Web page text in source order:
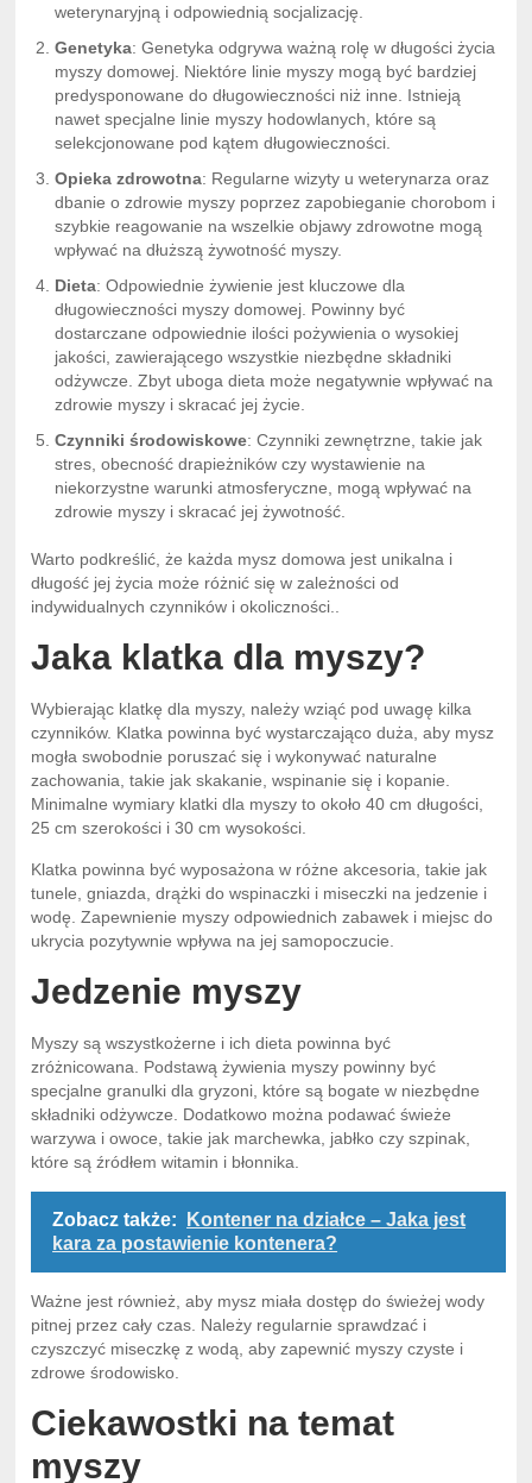
weterynaryjną i odpowiednią socjalizację.
Genetyka: Genetyka odgrywa ważną rolę w długości życia
myszy domowej. Niektóre linie myszy mogą być bardziej
predysponowane do długowieczności niż inne. Istnieją
nawet specjalne linie myszy hodowlanych, które są
selekcjonowane pod kątem długowieczności.
Opieka zdrowotna: Regularne wizyty u weterynarza oraz
dbanie o zdrowie myszy poprzez zapobieganie chorobom i
szybkie reagowanie na wszelkie objawy zdrowotne mogą
wpływać na dłuższą żywotność myszy.
Dieta: Odpowiednie żywienie jest kluczowe dla
długowieczności myszy domowej. Powinny być
dostarczane odpowiednie ilości pożywienia o wysokiej
jakości, zawierającego wszystkie niezbędne składniki
odżywcze. Zbyt uboga dieta może negatywnie wpływać na
zdrowie myszy i skracać jej życie.
Czynniki środowiskowe: Czynniki zewnętrzne, takie jak
stres, obecność drapieżników czy wystawienie na
niekorzystne warunki atmosferyczne, mogą wpływać na
zdrowie myszy i skracać jej żywotność.
Warto podkreślić, że każda mysz domowa jest unikalna i
długość jej życia może różnić się w zależności od
indywidualnych czynników i okoliczności..
Jaka klatka dla myszy?
Wybierając klatkę dla myszy, należy wziąć pod uwagę kilka
czynników. Klatka powinna być wystarczająco duża, aby mysz
mogła swobodnie poruszać się i wykonywać naturalne
zachowania, takie jak skakanie, wspinanie się i kopanie.
Minimalne wymiary klatki dla myszy to około 40 cm długości,
25 cm szerokości i 30 cm wysokości.
Klatka powinna być wyposażona w różne akcesoria, takie jak
tunele, gniazda, drążki do wspinaczki i miseczki na jedzenie i
wodę. Zapewnienie myszy odpowiednich zabawek i miejsc do
ukrycia pozytywnie wpływa na jej samopoczucie.
Jedzenie myszy
Myszy są wszystkożerne i ich dieta powinna być
zróżnicowana. Podstawą żywienia myszy powinny być
specjalne granulki dla gryzoni, które są bogate w niezbędne
składniki odżywcze. Dodatkowo można podawać świeże
warzywa i owoce, takie jak marchewka, jabłko czy szpinak,
które są źródłem witamin i błonnika.
Zobacz także:
Kontener na działce – Jaka jest
kara za postawienie kontenera?
Ważne jest również, aby mysz miała dostęp do świeżej wody
pitnej przez cały czas. Należy regularnie sprawdzać i
czyszczyć miseczkę z wodą, aby zapewnić myszy czyste i
zdrowe środowisko.
Ciekawostki na temat
myszy